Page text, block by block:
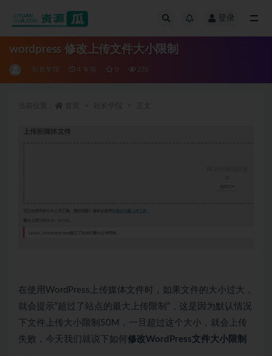
登录
wordpress 修改上传文件大小限制
站长学院 4 年前 0 235
在使用WordPress上传媒体文件时，如果文件的大小过大，
就会提示”超过了站点的最大上传限制”，这是因为默认情况
下文件上传大小限制50M，一旦超过这个大小，就会上传
失败，今天我们就说下如何 修改WordPress文件大小限制